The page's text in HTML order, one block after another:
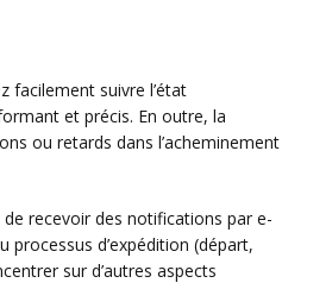
facilement suivre l’état
et précis. En outre, la
ou retards dans l’acheminement
recevoir des notifications par e-
d’expédition (départ,
sur d’autres aspects